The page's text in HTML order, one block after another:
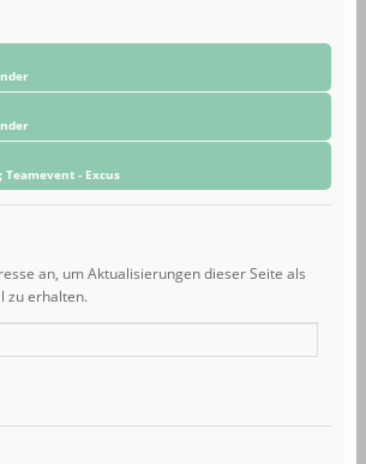
- Excus
an, um Aktualisierungen dieser Seite als
zu erhalten.